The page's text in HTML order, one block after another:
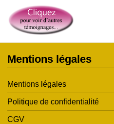
Mentions légales
Mentions légales
Politique de confidentialité
CGV